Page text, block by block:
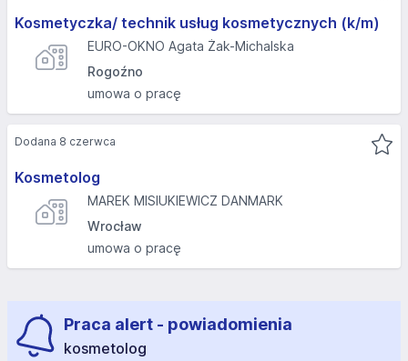
Kosmetyczka/ technik usług kosmetycznych (k/m)
EURO-OKNO Agata Żak-Michalska
Rogoźno
umowa o pracę
Kosmetolog
MAREK MISIUKIEWICZ DANMARK
Wrocław
umowa o pracę
Dodana 8 czerwca
Praca alert - powiadomienia
kosmetolog